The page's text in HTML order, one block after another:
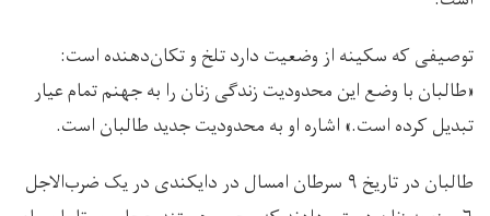
توصیفی که سکینه از وضعیت دارد تلخ و تکان‌دهنده است:
«طالبان با وضع این محدودیت زندگی زنان را به جهنم تمام عیار
تبدیل کرده است.» اشاره او به محدودیت جدید طالبان است.
طالبان در تاریخ ۹ سرطان امسال در دایکندی در یک ضرب‌الاجل